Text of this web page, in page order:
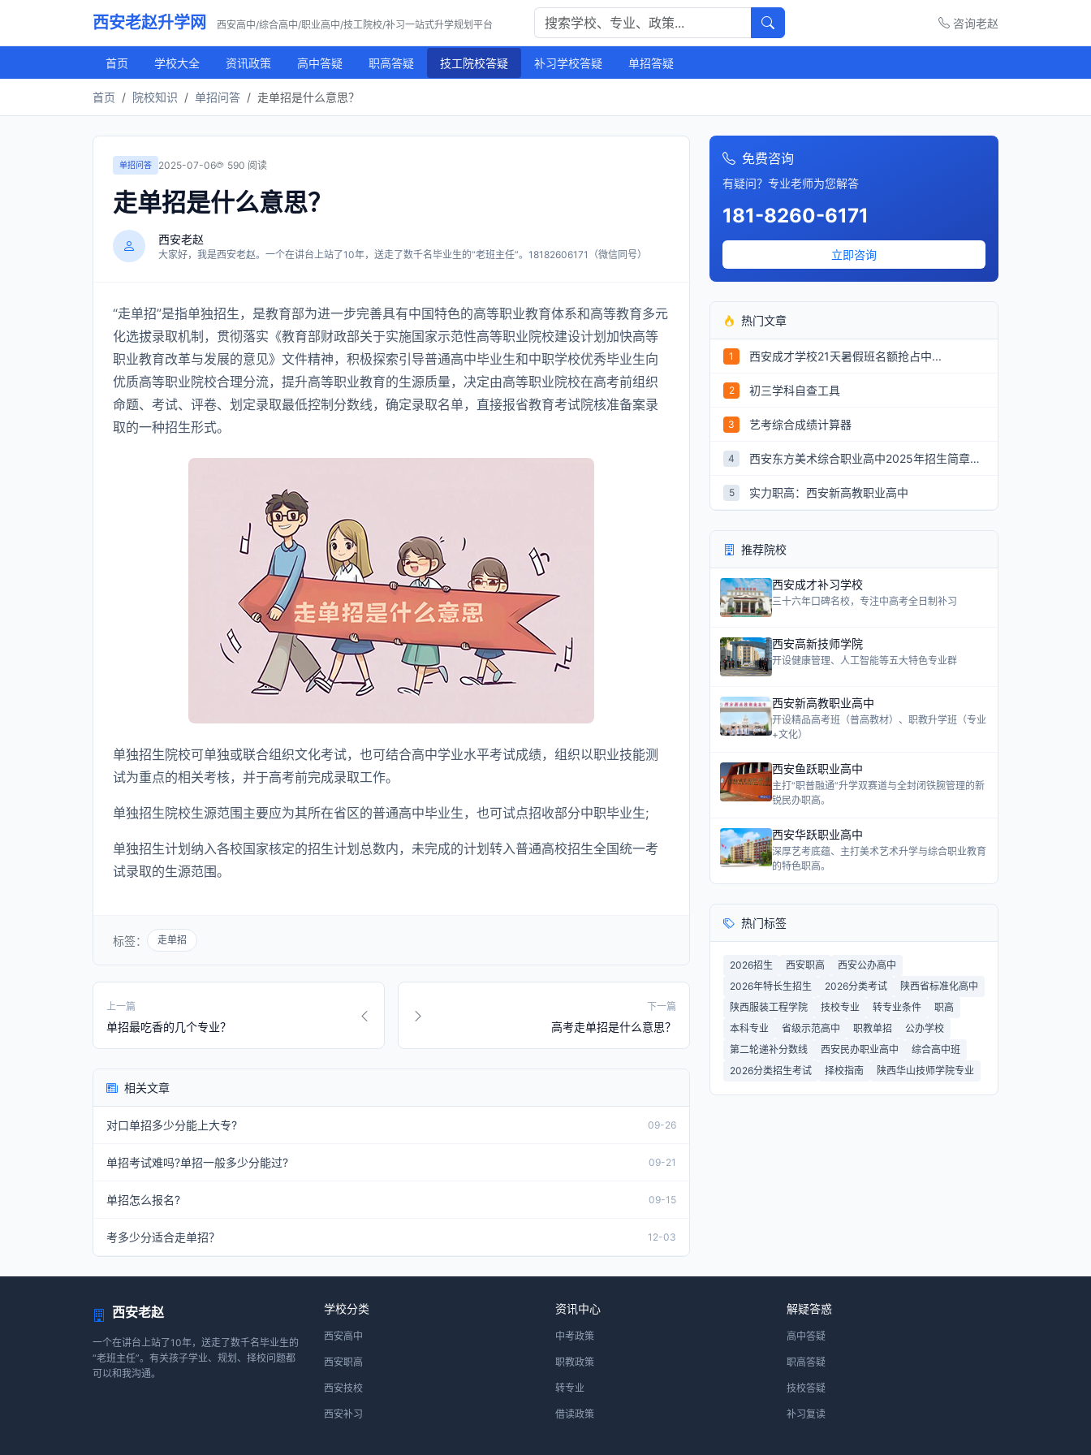
西安老赵升学网 西安高中/综合高中/职业高中/技工院校/补习一站式升学规划平台 咨询老赵
首页 学校大全 资讯政策 高中答疑 职高答疑 技工院校答疑 补习学校答疑 单招答疑
首页 院校知识 单招问答 走单招是什么意思？
单招问答 2025-07-06 590 阅读
走单招是什么意思？
西安老赵
大家好，我是西安老赵。一个在讲台上站了10年，送走了数千名毕业生的“老班主任”。18182606171（微信同号）
“走单招”是指单独招生，是教育部为进一步完善具有中国特色的高等职业教育体系和高等教育多元
化选拔录取机制，贯彻落实《教育部财政部关于实施国家示范性高等职业院校建设计划加快高等
职业教育改革与发展的意见》文件精神，积极探索引导普通高中毕业生和中职学校优秀毕业生向
优质高等职业院校合理分流，提升高等职业教育的生源质量，决定由高等职业院校在高考前组织
命题、考试、评卷、划定录取最低控制分数线，确定录取名单，直接报省教育考试院核准备案录
取的一种招生形式。
单独招生院校可单独或联合组织文化考试，也可结合高中学业水平考试成绩，组织以职业技能测
试为重点的相关考核，并于高考前完成录取工作。
单独招生院校生源范围主要应为其所在省区的普通高中毕业生，也可试点招收部分中职毕业生;
单独招生计划纳入各校国家核定的招生计划总数内，未完成的计划转入普通高校招生全国统一考
试录取的生源范围。
标签： 走单招
上一篇
单招最吃香的几个专业？
下一篇
高考走单招是什么意思？
相关文章
对口单招多少分能上大专? 09-26
单招考试难吗?单招一般多少分能过? 09-21
单招怎么报名? 09-15
考多少分适合走单招？ 12-03
免费咨询
有疑问？专业老师为您解答
181-8260-6171
立即咨询
热门文章
1 西安成才学校21天暑假班名额抢占中...
2 初三学科自查工具
3 艺考综合成绩计算器
4 西安东方美术综合职业高中2025年招生简章：艺术升学新航道
5 实力职高：西安新高教职业高中
推荐院校
西安成才补习学校
三十六年口碑名校，专注中高考全日制补习
西安高新技师学院
开设健康管理、人工智能等五大特色专业群
西安新高教职业高中
开设精品高考班（普高教材）、职教升学班（专业
+文化）
西安鱼跃职业高中
主打“职普融通”升学双赛道与全封闭铁腕管理的新
锐民办职高。
西安华跃职业高中
深厚艺考底蕴、主打美术艺术升学与综合职业教育
的特色职高。
热门标签
2026招生 西安职高
西安公办高中
2026年特长生招生
2026分类考试
陕西省标准化高中
陕西服装工程学院
技校专业 转专业条件
职高
本科专业
省级示范高中 职教单招
公办学校
第二轮递补分数线
西安民办职业高中
综合高中班
2026分类招生考试
择校指南 陕西华山技师学院专业
西安老赵
一个在讲台上站了10年，送走了数千名毕业生的
“老班主任”。有关孩子学业、规划、择校问题都
可以和我沟通。
学校分类
西安高中
西安职高
西安技校
西安补习
资讯中心
中考政策
职教政策
转专业
借读政策
解疑答惑
高中答疑
职高答疑
技校答疑
补习复读